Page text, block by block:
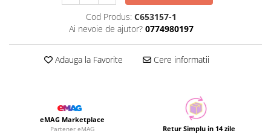
Cod Produs: C653157-1
Ai nevoie de ajutor? 0774980197
Adauga la Favorite Cere informatii
eMAG Marketplace
Partener eMAG Retur Simplu in 14 zile